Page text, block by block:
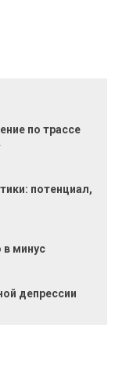
по трассе
потенциал,
в минус
депрессии